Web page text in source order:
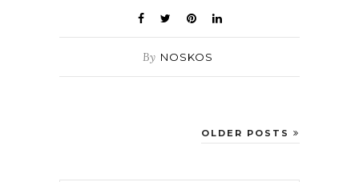
By NOSKOS
OLDER POSTS